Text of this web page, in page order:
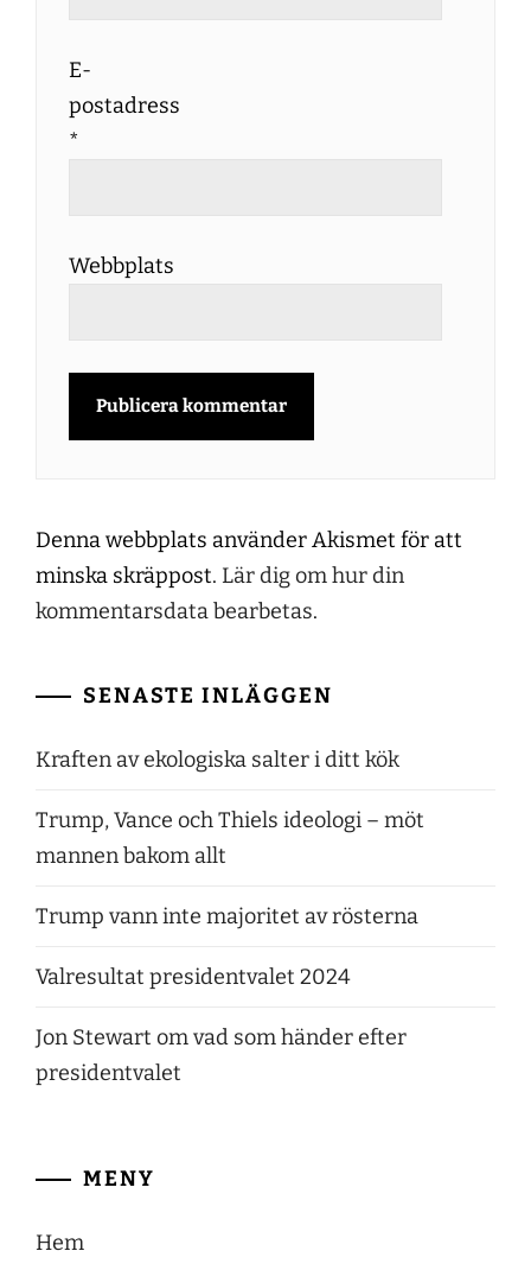
E-
postadress
*
Webbplats
Denna webbplats använder Akismet för att
minska skräppost. Lär dig om hur din
kommentarsdata bearbetas.
SENASTE INLÄGGEN
Kraften av ekologiska salter i ditt kök
Trump, Vance och Thiels ideologi – möt
mannen bakom allt
Trump vann inte majoritet av rösterna
Valresultat presidentvalet 2024
Jon Stewart om vad som händer efter
presidentvalet
MENY
Hem